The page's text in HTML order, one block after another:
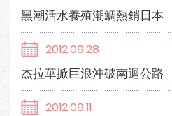
黑潮活水養殖潮鯛熱銷日本
2012.09.28
杰拉華掀巨浪沖破南迴公路
2012.09.11